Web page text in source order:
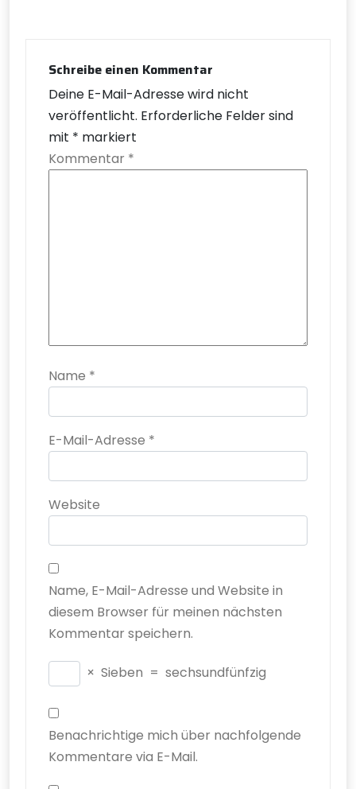
Schreibe einen Kommentar
Deine E-Mail-Adresse wird nicht
veröffentlicht. Erforderliche Felder sind
mit * markiert
Kommentar *
Name *
E-Mail-Adresse *
Website
Name, E-Mail-Adresse und Website in
diesem Browser für meinen nächsten
Kommentar speichern.
× Sieben = sechsundfünfzig
Benachrichtige mich über nachfolgende
Kommentare via E-Mail.